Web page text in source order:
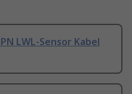
LWL-Sensor Kabel